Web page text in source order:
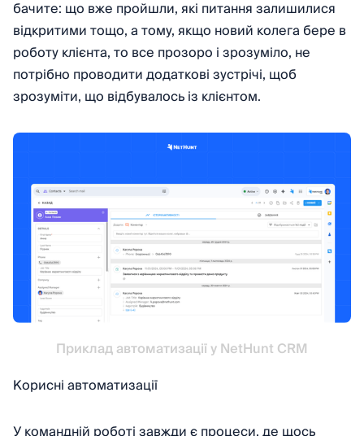
бачите: що вже пройшли, які питання залишилися
відкритими тощо, а тому, якщо новий колега бере в
роботу клієнта, то все прозоро і зрозуміло, не
потрібно проводити додаткові зустрічі, щоб
зрозуміти, що відбувалось із клієнтом.
Приклад автоматизації у NetHunt CRM
Корисні автоматизації